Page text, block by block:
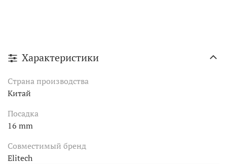
Характеристики
Страна производства
Китай
Посадка
16 mm
Совместимый бренд
Elitech